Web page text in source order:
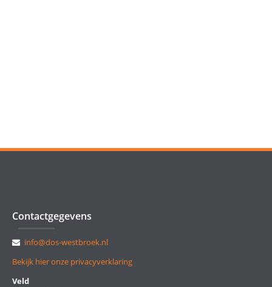
Contactgegevens
info@dos-westbroek.nl
Bekijk hier onze privacyverklaring
Veld